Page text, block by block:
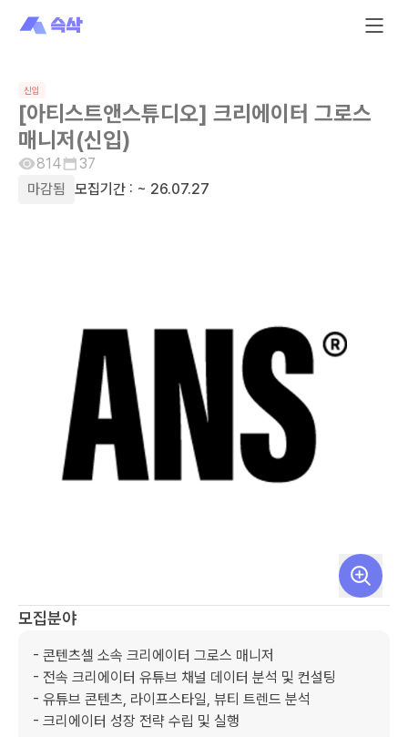
신입
[아티스트앤스튜디오] 크리에이터 그로스
매니저(신입)
814
37
마감됨
모집기간 : ~ 26.07.27
모집분야
- 콘텐츠셀 소속 크리에이터 그로스 매니저
- 전속 크리에이터 유튜브 채널 데이터 분석 및 컨설팅
- 유튜브 콘텐츠, 라이프스타일, 뷰티 트렌드 분석
- 크리에이터 성장 전략 수립 및 실행